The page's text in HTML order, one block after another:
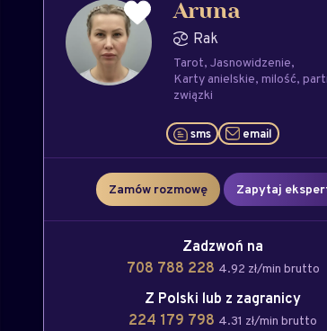
Aruna
Rak
Tarot Jasnowidzenie
Karty anielskie milość
związki
sms email
Zamów rozmowę Zapytaj
Zadzwoń na
708 788 228 4.92 zł/min brutto
Z Polski lub z zagranicy
224 179 798 4.31 zł/min brutto